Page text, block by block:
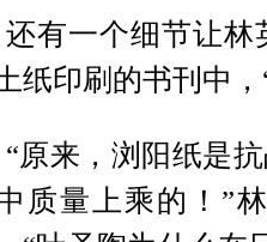
还有一个细节让
纸印刷的书刊中
“原来，浏阳纸是
质量上乘的！”